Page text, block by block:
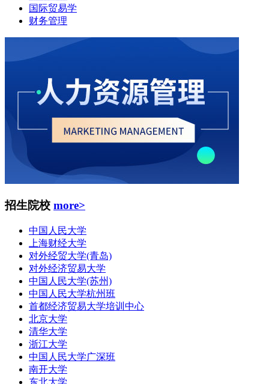
国际贸易学
财务管理
招生院校 more>
中国人民大学
上海财经大学
对外经贸大学(青岛)
对外经济贸易大学
中国人民大学(苏州)
中国人民大学杭州班
首都经济贸易大学培训中心
北京大学
清华大学
浙江大学
中国人民大学广深班
南开大学
东北大学